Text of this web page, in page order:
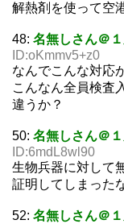
解熱剤を使って空
48: 名無しさん＠
ID:oKmmv5+z0
なんでこんな対応
こんなん全員検査
違うか？
50: 名無しさん＠
ID:6mdL8wl90
生物兵器に対して
証明してしまった
52: 名無しさん＠